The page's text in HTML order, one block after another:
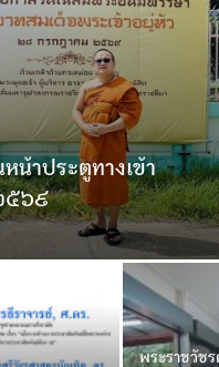
น้าประตูทางเข้า
๕๖๙
พระราชวัช